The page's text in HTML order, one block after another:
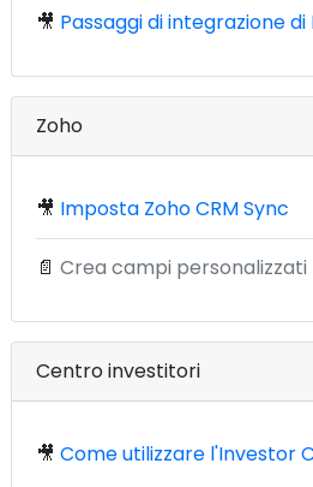
🎥 Passaggi di integrazione
Zoho
🎥 Imposta Zoho CRM Sync
📄 Crea campi personalizzati
Centro investitori
🎥 Come utilizzare l'Investor